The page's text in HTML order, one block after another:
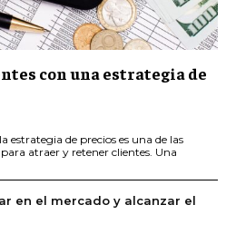
con una estrategia de
estrategia de precios es una de las
atraer y retener clientes. Una
en el mercado y alcanzar el